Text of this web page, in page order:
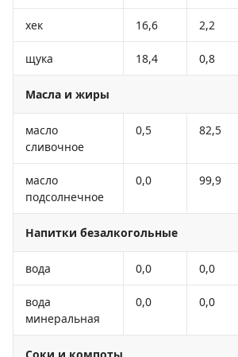
хек 16,6 2,2
щука 18,4 0,8
Масла и жиры
масло
сливочное
0,5 82,5
масло
подсолнечное
0,0 99,9
Напитки безалкогольные
вода 0,0 0,0
вода
минеральная
0,0 0,0
Соки и компоты